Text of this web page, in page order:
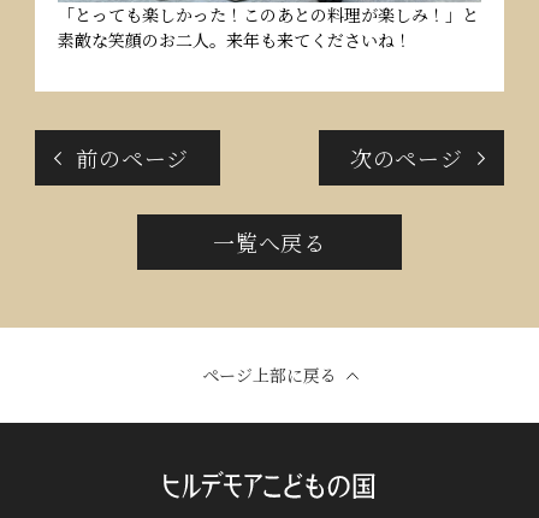
「とっても楽しかった！このあとの料理が楽しみ！」と
素敵な笑顔のお二人。来年も来てくださいね！
前のページ
一覧へ戻る
次のページ
ページ上部に戻る